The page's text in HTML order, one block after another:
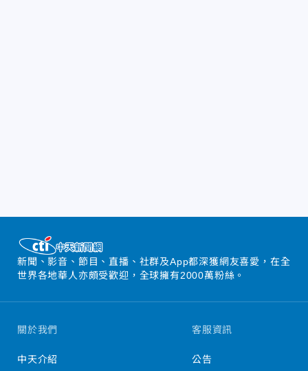
新聞、影音、節目、直播、社群及App都深獲網友喜愛，在全
世界各地華人亦頗受歡迎，全球擁有2000萬粉絲。
關於我們
中天介紹
客服資訊
公告